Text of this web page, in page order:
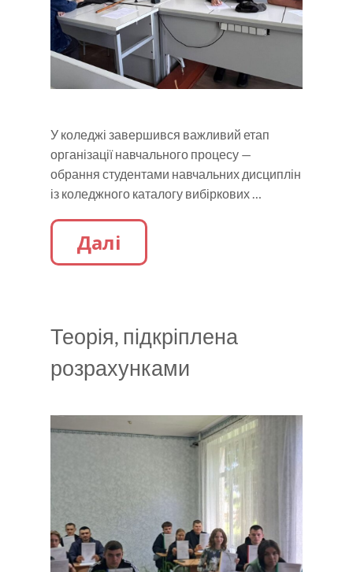
У коледжі завершився важливий етап
організації навчального процесу —
обрання студентами навчальних дисциплін
із коледжного каталогу вибіркових …
Далі
Теорія, підкріплена
розрахунками